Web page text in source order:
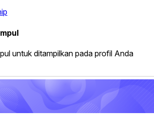
untuk ditampilkan pada profil Anda